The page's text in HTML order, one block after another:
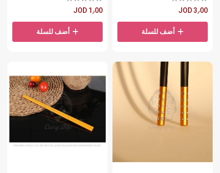
JOD 3٫00
أضف للسلة
JOD 1٫00
أضف للسلة